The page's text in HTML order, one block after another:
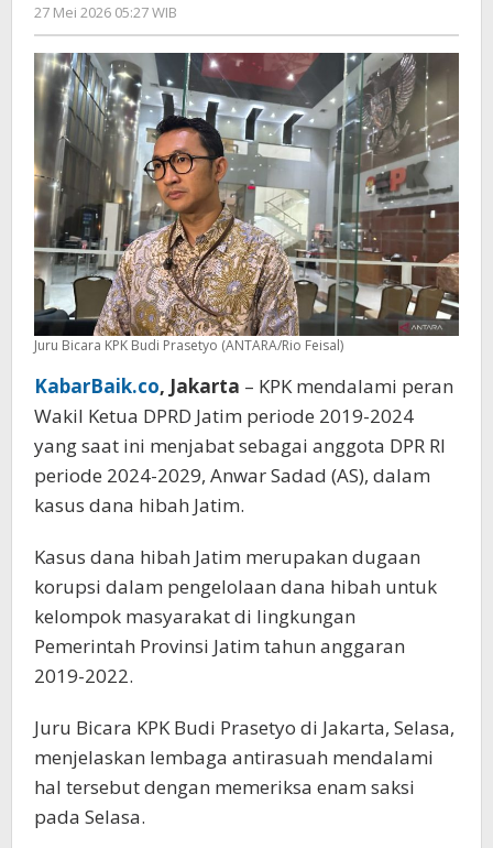
Kasus
Dana
Hibah
Jatim
27 Mei 2026 05:27 WIB
Imam
WD
Juru Bicara KPK Budi Prasetyo (ANTARA/Rio Feisal)
KabarBaik.co, Jakarta – KPK mendalami peran
Wakil Ketua DPRD Jatim periode 2019-2024
yang saat ini menjabat sebagai anggota DPR RI
periode 2024-2029, Anwar Sadad (AS), dalam
kasus dana hibah Jatim.
Kasus dana hibah Jatim merupakan dugaan
korupsi dalam pengelolaan dana hibah untuk
kelompok masyarakat di lingkungan
Pemerintah Provinsi Jatim tahun anggaran
2019-2022.
Juru Bicara KPK Budi Prasetyo di Jakarta, Selasa,
menjelaskan lembaga antirasuah mendalami
hal tersebut dengan memeriksa enam saksi
pada Selasa.